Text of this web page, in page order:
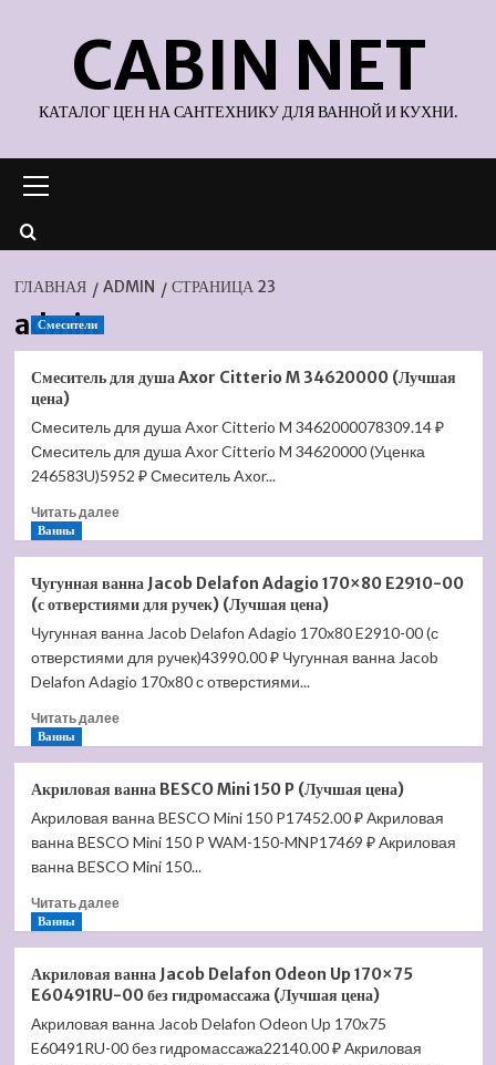
содержимомуCABIN NET
КАТАЛОГ ЦЕН НА САНТЕХНИКУ ДЛЯ ВАННОЙ И КУХНИ.
меню
ГЛАВНАЯ ADMIN СТРАНИЦА 23
admin
Смесители
Смеситель для душа Axor Citterio M 34620000 (Лучшая
цена)
Смеситель для душа Axor Citterio M 3462000078309.14 ₽
Смеситель для душа Axor Citterio M 34620000 (Уценка
246583U)5952 ₽ Смеситель Axor...
Читать далееПрочитать
Смеситель
для
душа
Axor
Citterio
M
(Лучшая
Ванны
Чугунная ванна Jacob Delafon Adagio 170×80 E2910-00
(с отверстиями для ручек) (Лучшая цена)
Чугунная ванна Jacob Delafon Adagio 170x80 E2910-00 (с
отверстиями для ручек)43990.00 ₽ Чугунная ванна Jacob
Delafon Adagio 170x80 с отверстиями...
Читать далееПрочитать
ванна
Jacob
Delafon
Adagio
E2910-
(с
отверстиями
для
(Лучшая
цена)
Ванны
Акриловая ванна BESCO Mini 150 P (Лучшая цена)
Акриловая ванна BESCO Mini 150 P17452.00 ₽ Акриловая
ванна BESCO Mini 150 P WAM-150-MNP17469 ₽ Акриловая
ванна BESCO Mini 150...
Читать далееПрочитать
ванна
BESCO
Mini
150
Ванны
Акриловая ванна Jacob Delafon Odeon Up 170×75
E60491RU-00 без гидромассажа (Лучшая цена)
Акриловая ванна Jacob Delafon Odeon Up 170x75
E60491RU-00 без гидромассажа22140.00 ₽ Акриловая